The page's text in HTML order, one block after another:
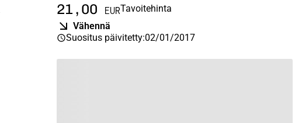
21,00 EURTavoitehinta
Vähennä
Suositus päivitetty:02/01/2017